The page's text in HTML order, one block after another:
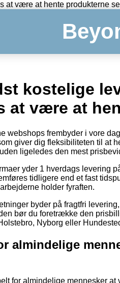
at være at hente produkterne
kostelige
at være at
webshops frembyder i vore
giver dig fleksibiliteten til at
ligeledes den mest
yder 1 hverdags levering
tidligere end et fast
holder fyraften.
byder på fragtfri
bør du foretrække den
Nyborg eller
almindelige
for almindelige mennesker